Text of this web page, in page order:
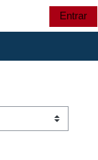
Selector de
Entrar